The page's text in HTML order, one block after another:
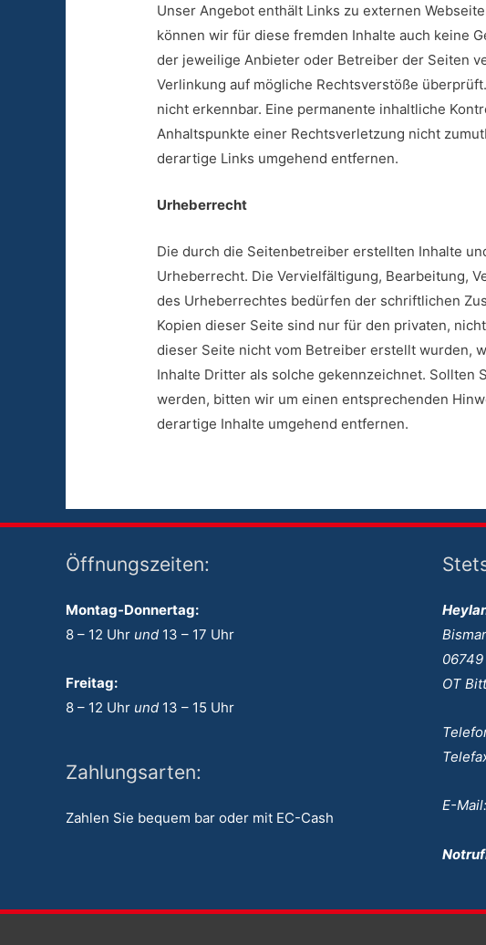
Unser Angebot enthält Links zu externen
können wir für diese fremden Inhalte auch keine
der jeweilige Anbieter oder Betreiber der Seiten
Verlinkung auf mögliche Rechtsverstöße
nicht erkennbar. Eine permanente inhaltliche
Anhaltspunkte einer Rechtsverletzung nicht
derartige Links umgehend entfernen.
Urheberrecht
Die durch die Seitenbetreiber erstellten Inhalte
Urheberrecht. Die Vervielfältigung, Bearbeitung,
des Urheberrechtes bedürfen der schriftlichen
Kopien dieser Seite sind nur für den privaten,
dieser Seite nicht vom Betreiber erstellt wurden,
Inhalte Dritter als solche gekennzeichnet. Sollten
werden, bitten wir um einen entsprechenden
derartige Inhalte umgehend entfernen.
Öffnungszeiten:
Montag-Donnertag:
8 – 12 Uhr und 13 – 17 Uhr
Freitag:
8 – 12 Uhr und 13 – 15 Uhr
Zahlungsarten:
Zahlen Sie bequem bar oder mit EC-Cash
OT
E-